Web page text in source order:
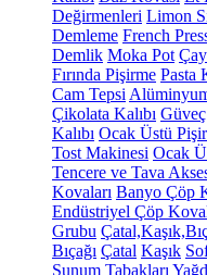
Değirmenleri Limon
Demleme French
Demlik Moka Pot
Fırında Pişirme Pasta
Cam Tepsi
Çikolata Kalıbı Güveç
Kalıbı Ocak Üstü
Tost Makinesi Ocak
Tencere ve Tava
Kovaları Banyo Çöp
Endüstriyel Çöp
Grubu
Bıçağı Çatal Kaşık
Sunum Tabakları